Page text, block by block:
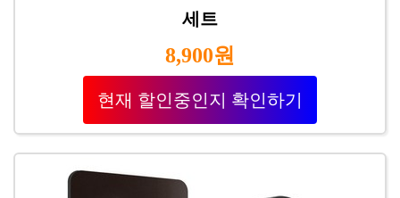
세트
8,900원
현재 할인중인지 확인하기